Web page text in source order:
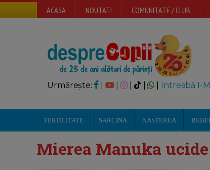
ACASA NOUTATI COMUNITATE / CLUB
Urmărește: | | Intreabă I-
FERTILITATE SARCINA NASTEREA
Mierea Manuka